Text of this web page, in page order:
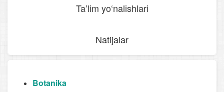
Taʼlim yo‘nalishlari
Natijalar
Botanika